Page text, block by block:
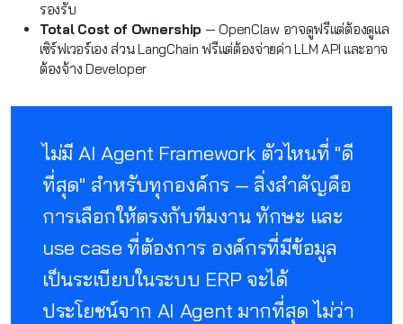
รองรับ
Total Cost of Ownership — OpenClaw อาจดูฟรีแต่ต้องดูแล
เซิร์ฟเวอร์เอง ส่วน LangChain ฟรีแต่ต้องจ่ายค่า LLM API และอาจ
ต้องจ้าง Developer
ไม่มี AI Agent Framework ตัวไหนที่ "ดี
ที่สุด" สำหรับทุกองค์กร — สิ่งสำคัญคือ
การเลือกให้ตรงกับทีมงาน ทักษะ และ
use case ที่ต้องการ องค์กรที่มีข้อมูล
เป็นระเบียบในระบบ ERP จะได้
ประโยชน์จาก AI Agent มากที่สุด ไม่ว่า